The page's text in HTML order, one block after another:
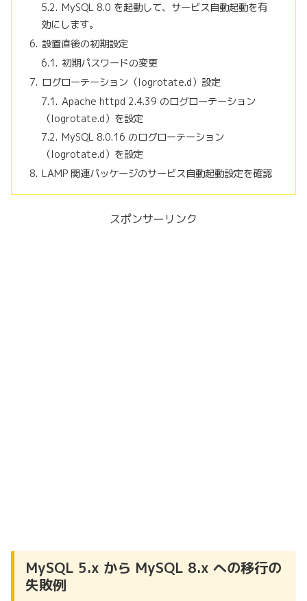
MySQL 8.0 を起動して、サービス自動起動を有
効にします。
設置直後の初期設定
初期パスワードの変更
ログローテーション（logrotate.d）設定
Apache httpd 2.4.39 のログローテーション
（logrotate.d）を設定
MySQL 8.0.16 のログローテーション
（logrotate.d）を設定
LAMP 関連パッケージのサービス自動起動設定を確認
スポンサーリンク
MySQL 5.x から MySQL 8.x への移行の
失敗例